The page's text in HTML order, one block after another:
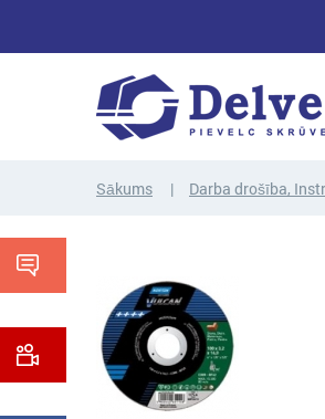
SKRŪVES,
VĪTŅSTIEŅI
Sākums Darba drošība,